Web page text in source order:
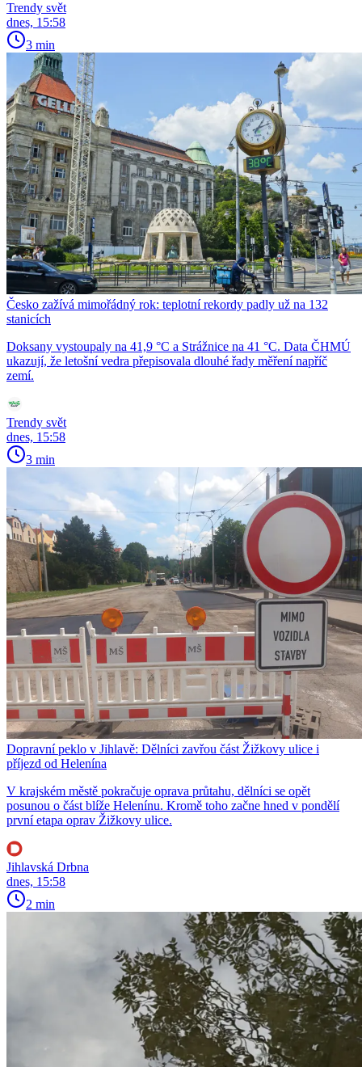
Trendy svět
dnes, 15:58
3 min
Česko zažívá mimořádný rok: teplotní rekordy padly už na 132
stanicích
Doksany vystoupaly na 41,9 °C a Strážnice na 41 °C. Data ČHMÚ
ukazují, že letošní vedra přepisovala dlouhé řady měření napříč
zemí.
Trendy svět
dnes, 15:58
3 min
Dopravní peklo v Jihlavě: Dělníci zavřou část Žižkovy ulice i
příjezd od Helenína
V krajském městě pokračuje oprava průtahu, dělníci se opět
posunou o část blíže Helenínu. Kromě toho začne hned v pondělí
první etapa oprav Žižkovy ulice.
Jihlavská Drbna
dnes, 15:58
2 min